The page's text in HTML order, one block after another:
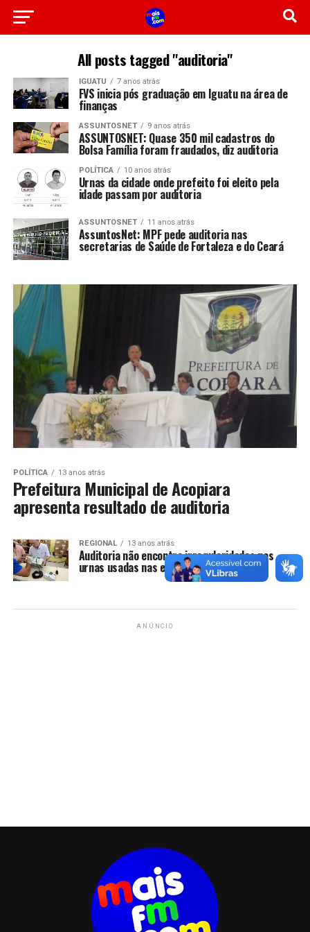
All posts tagged "auditoria"
IGUATU 7 anos atrás
FVS inicia pós graduação em Iguatu na área de
finanças
ASSUNTOSNET 9 anos atrás
ASSUNTOSNET: Quase 350 mil cadastros do
Bolsa Família foram fraudados, diz auditoria
POLÍTICA 10 anos atrás
Urnas da cidade onde prefeito foi eleito pela
idade passam por auditoria
ASSUNTOSNET 11 anos atrás
AssuntosNet: MPF pede auditoria nas
secretarias de Saúde de Fortaleza e do Ceará
POLÍTICA 13 anos atrás
Prefeitura Municipal de Acopiara
apresenta resultado de auditoria
REGIONAL 13 anos atrás
Auditoria não encontra irregularidades nas
urnas usadas nas eleições em Cedro
ANÚNCIO